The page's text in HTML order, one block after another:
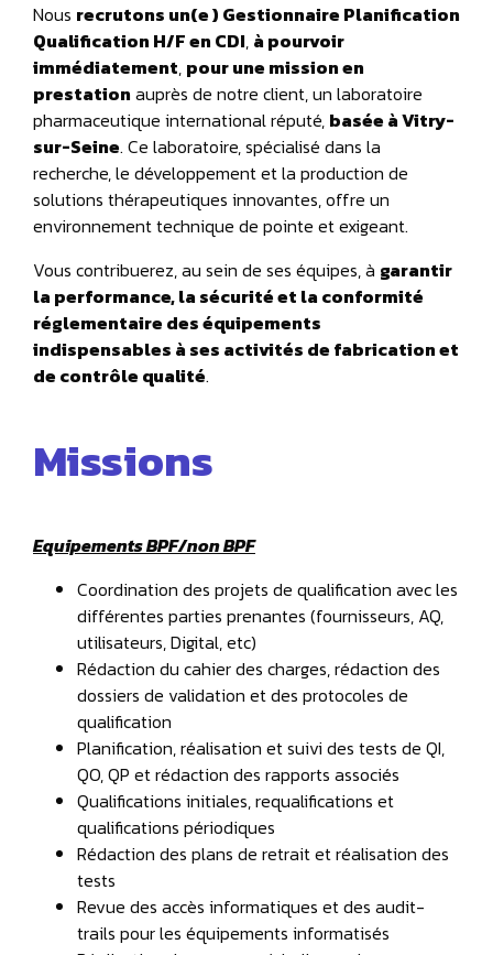
Nous recrutons un(e ) Gestionnaire Planification
Qualification H/F en CDI, à pourvoir
immédiatement, pour une mission en
prestation auprès de notre client, un laboratoire
pharmaceutique international réputé, basée à Vitry-
sur-Seine. Ce laboratoire, spécialisé dans la
recherche, le développement et la production de
solutions thérapeutiques innovantes, offre un
environnement technique de pointe et exigeant.
Vous contribuerez, au sein de ses équipes, à garantir
la performance, la sécurité et la conformité
réglementaire des équipements
indispensables à ses activités de fabrication et
de contrôle qualité.
Missions
Equipements BPF/non BPF
Coordination des projets de qualification avec les
différentes parties prenantes (fournisseurs, AQ,
utilisateurs, Digital, etc)
Rédaction du cahier des charges, rédaction des
dossiers de validation et des protocoles de
qualification
Planification, réalisation et suivi des tests de QI,
QO, QP et rédaction des rapports associés
Qualifications initiales, requalifications et
qualifications périodiques
Rédaction des plans de retrait et réalisation des
tests
Revue des accès informatiques et des audit-
trails pour les équipements informatisés